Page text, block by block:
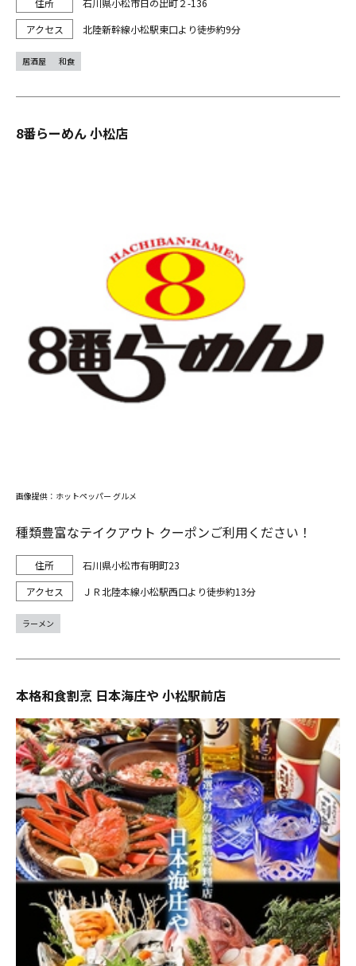
石川県小松市日の出町２-136
北陸新幹線小松駅東口より徒歩約9分
居酒屋 和食
8番らーめん 小松店
種類豊富なテイクアウト クーポンご利用ください！
石川県小松市有明町23
ＪＲ北陸本線小松駅西口より徒歩約13分
画像提供：ホットペッパー グルメ
ラーメン
本格和食割烹 日本海庄や 小松駅前店